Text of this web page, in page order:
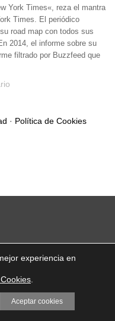
York Times«, reza el mantra
Times. El periódico
road map con todos sus
2014, el informe sobre su
filtrado por Buzzfeed que
· Política de Cookies
experiencia en
Aceptar cookies